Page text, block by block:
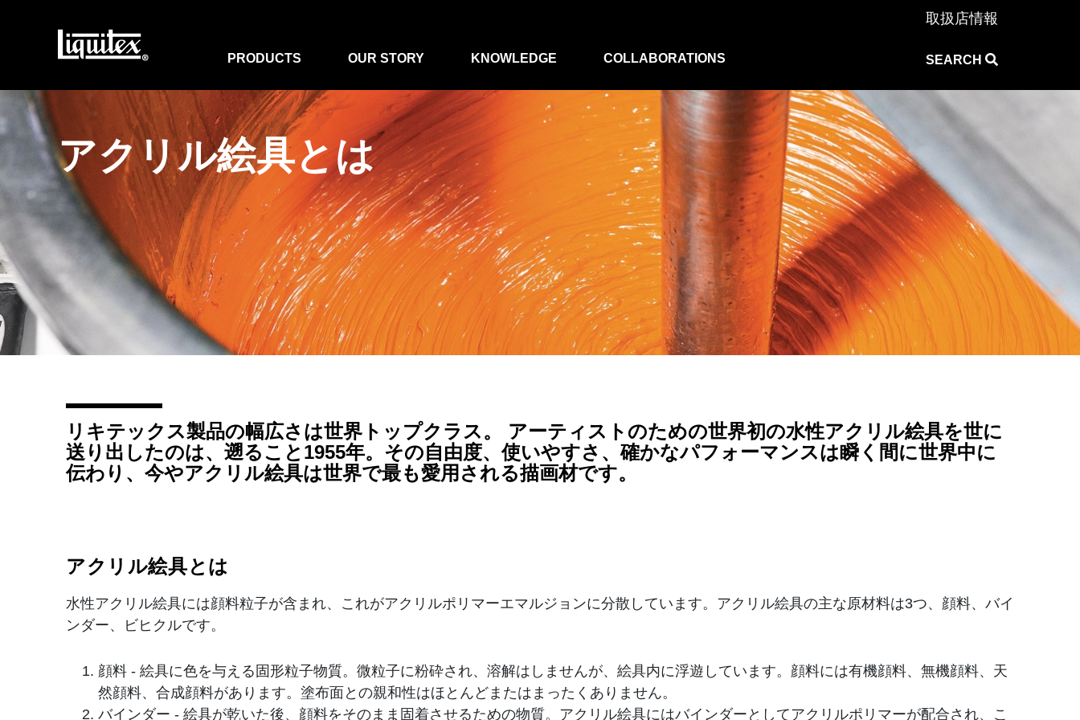
取扱店情報
SEARCH
PRODUCTS OUR STORY KNOWLEDGE COLLABORATIONS
アクリル絵具とは
リキテックス製品の幅広さは世界トップクラス。 アーティストのための世界初の水性アクリル絵具を世に
送り出したのは、遡ること1955年。その自由度、使いやすさ、確かなパフォーマンスは瞬く間に世界中に
伝わり、今やアクリル絵具は世界で最も愛用される描画材です。
アクリル絵具とは
水性アクリル絵具には顔料粒子が含まれ、これがアクリルポリマーエマルジョンに分散しています。アクリル絵具の主な原材料は3つ、顔料、バイ
ンダー、ビヒクルです。
顔料 - 絵具に色を与える固形粒子物質。微粒子に粉砕され、溶解はしませんが、絵具内に浮遊しています。顔料には有機顔料、無機顔料、天
然顔料、合成顔料があります。塗布面との親和性はほとんどまたはまったくありません。
バインダー - 絵具が乾いた後、顔料をそのまま固着させるための物質。アクリル絵具にはバインダーとしてアクリルポリマーが配合され、こ